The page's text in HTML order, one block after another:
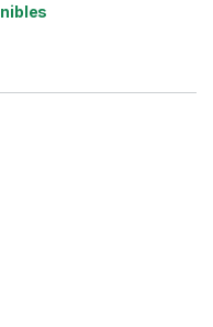
GE - Gas envasado